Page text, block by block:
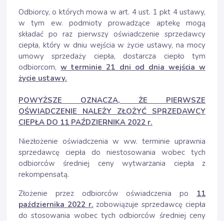
Odbiorcy, o których mowa w art. 4 ust. 1 pkt 4 ustawy,
w tym ew. podmioty prowadzące aptekę mogą
składać po raz pierwszy oświadczenie sprzedawcy
ciepła, który w dniu wejścia w życie ustawy, na mocy
umowy sprzedaży ciepła, dostarcza ciepło tym
odbiorcom,w terminie 21 dni od dnia wejścia w
życie ustawy.
POWYŻSZE OZNACZA, ŻE PIERWSZE
OŚWIADCZENIE NALEŻY ZŁOŻYĆ SPRZEDAWCY
CIEPŁA DO 11 PAŹDZIERNIKA 2022 r.
Niezłożenie oświadczenia w ww. terminie uprawnia
sprzedawcę ciepła do niestosowania wobec tych
odbiorców średniej ceny wytwarzania ciepła z
rekompensatą.
Złożenie przez odbiorców oświadczenia po 11
października 2022 r. zobowiązuje sprzedawcę ciepła
do stosowania wobec tych odbiorców średniej ceny